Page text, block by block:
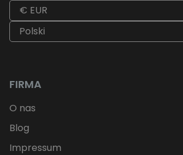
€ EUR
Polski
FIRMA
O nas
Blog
Impressum